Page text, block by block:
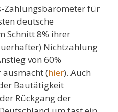
Zahlungsbarometer für
deutsche
Schnitt 8% ihrer
Nichtzahlung
von 60%
ausmacht (hier). Auch
Bautätigkeit
Rückgang der